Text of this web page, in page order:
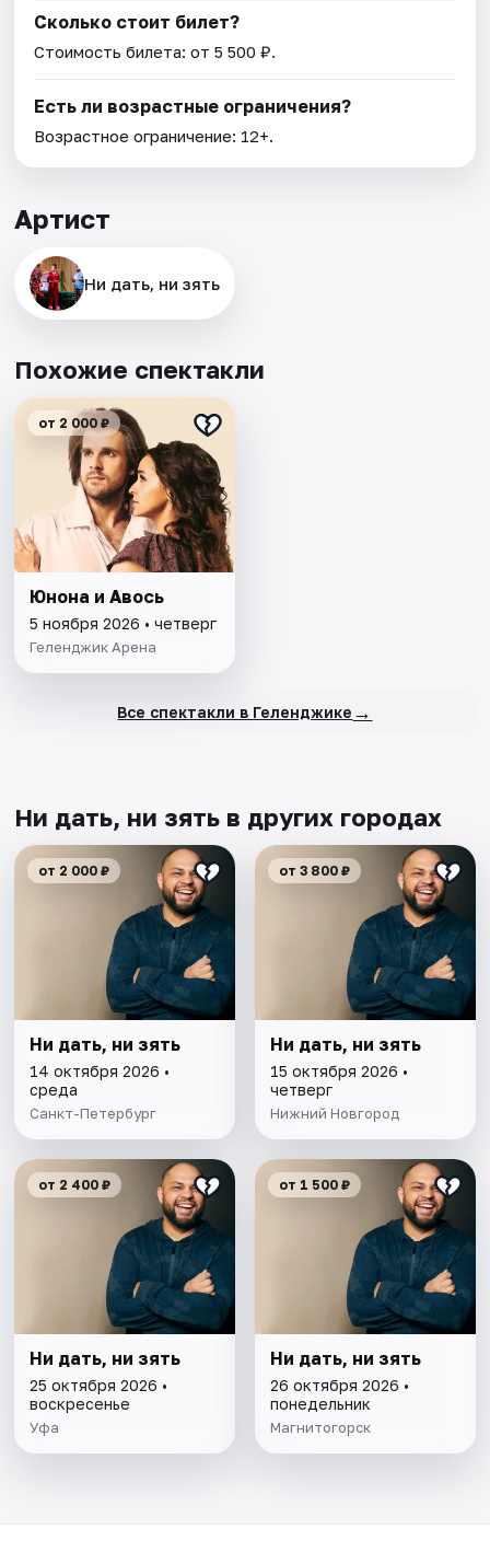
Сколько стоит билет?
Стоимость билета: от 5 500 ₽.
Есть ли возрастные ограничения?
Возрастное ограничение: 12+.
Артист
Ни дать, ни зять
Похожие спектакли
от 2 000 ₽
Юнона и Авось
5 ноября 2026 • четверг
Геленджик Арена
Все спектакли в Геленджике →
Ни дать, ни зять в других городах
от 2 000 ₽
Ни дать, ни зять
14 октября 2026 •
среда
Санкт-Петербург
от 3 800 ₽
Ни дать, ни зять
15 октября 2026 •
четверг
Нижний Новгород
от 2 400 ₽
Ни дать, ни зять
25 октября 2026 •
воскресенье
Уфа
от 1 500 ₽
Ни дать, ни зять
26 октября 2026 •
понедельник
Магнитогорск